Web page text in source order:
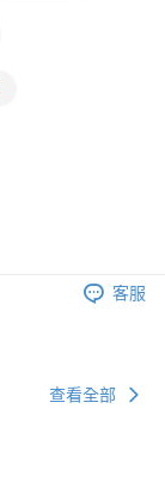
運費表
客服
查看全部